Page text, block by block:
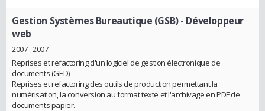
Gestion Systèmes Bureautique (GSB)- Développeur
web
2007 - 2007
Reprises et refactoring d'un logiciel de gestion électronique de
documents (GED)
Reprises et refactoring des outils de production permettant la
numérisation, la conversion au format texte et l'archivage en PDF de
documents papier.